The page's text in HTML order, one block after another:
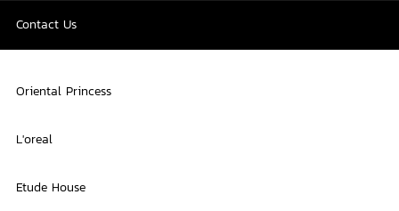
Contact Us
Oriental Princess
L'oreal
Etude House